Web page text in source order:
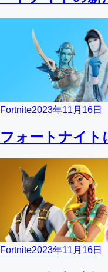
Fortnite2023年11月16日
フォートナイト
Fortnite2023年11月16日